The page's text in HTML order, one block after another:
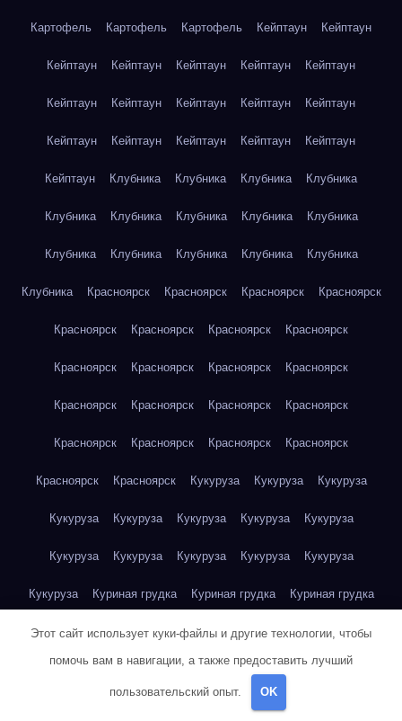
Картофель Картофель Картофель Кейптаун Кейптаун
Кейптаун Кейптаун Кейптаун Кейптаун Кейптаун
Кейптаун Кейптаун Кейптаун Кейптаун Кейптаун
Кейптаун Кейптаун Кейптаун Кейптаун Кейптаун
Кейптаун Клубника Клубника Клубника Клубника
Клубника Клубника Клубника Клубника Клубника
Клубника Клубника Клубника Клубника Клубника
Клубника Красноярск Красноярск Красноярск Красноярск
Красноярск Красноярск Красноярск Красноярск
Красноярск Красноярск Красноярск Красноярск
Красноярск Красноярск Красноярск Красноярск
Красноярск Красноярск Красноярск Красноярск
Красноярск Красноярск Кукуруза Кукуруза Кукуруза
Кукуруза Кукуруза Кукуруза Кукуруза Кукуруза
Кукуруза Кукуруза Кукуруза Кукуруза Кукуруза
Кукуруза Куриная грудка Куриная грудка Куриная грудка
Куриная грудка Куриная грудка Куриная грудка
Куриная грудка Куриная грудка
Куриная грудка
Этот сайт использует куки-файлы и другие технологии, чтобы
помочь вам в навигации, а также предоставить лучший
пользовательский опыт. OK